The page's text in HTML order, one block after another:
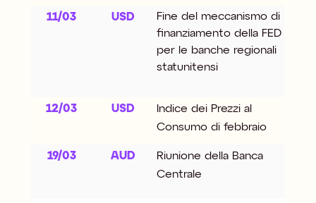
11/03 USD
Fine del meccanismo di
finanziamento della FED
per le banche regionali
statunitensi
12/03 USD
Indice dei Prezzi al
Consumo di febbraio
19/03 AUD
Riunione della Banca
Centrale